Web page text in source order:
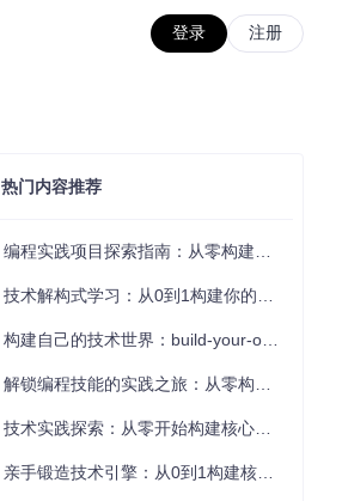
登录 注册
热门内容推荐
编程实践项目探索指南：从零构建技术能力体系
技术解构式学习：从0到1构建你的编程知识体系
构建自己的技术世界：build-your-own-x项目的实践探索指南
解锁编程技能的实践之旅：从零构建你的技术世界
技术实践探索：从零开始构建核心系统的实践指南
亲手锻造技术引擎：从0到1构建核心系统的实践指南